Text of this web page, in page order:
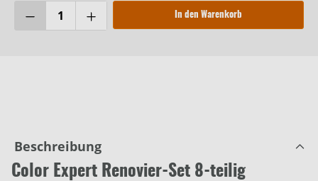
In den Warenkorb
Beschreibung
Color Expert Renovier-Set 8-teilig